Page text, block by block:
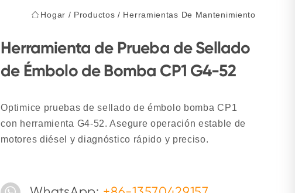
Hogar / Productos / Herramientas De Mantenimiento
Herramienta de Prueba de Sellado
de Émbolo de Bomba CP1 G4-52
Optimice pruebas de sellado de émbolo bomba CP1
con herramienta G4-52. Asegure operación estable de
motores diésel y diagnóstico rápido y preciso.